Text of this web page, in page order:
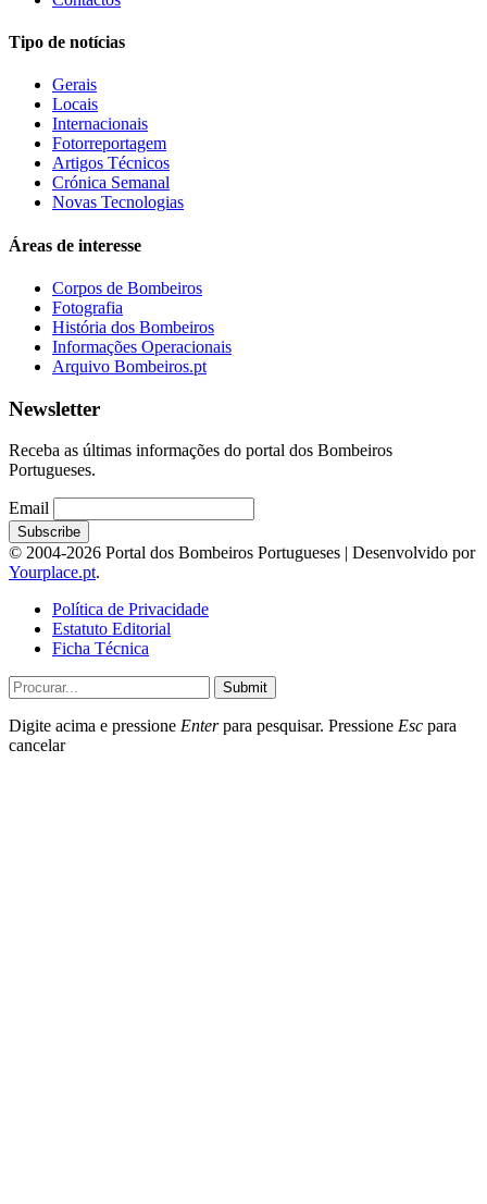
Tipo de notícias
Gerais
Locais
Internacionais
Fotorreportagem
Artigos Técnicos
Crónica Semanal
Novas Tecnologias
Áreas de interesse
Corpos de Bombeiros
Fotografia
História dos Bombeiros
Informações Operacionais
Arquivo Bombeiros.pt
Newsletter
Receba as últimas informações do portal dos Bombeiros
Portugueses.
Email
© 2004-2026 Portal dos Bombeiros Portugueses | Desenvolvido por
Yourplace.pt.
Política de Privacidade
Estatuto Editorial
Ficha Técnica
Submit
Digite acima e pressione Enterpara pesquisar. Pressione Esc para
cancelar